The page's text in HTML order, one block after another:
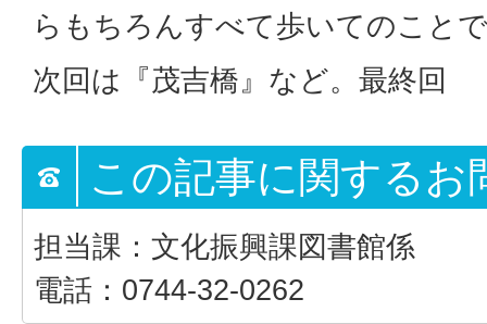
らもちろんすべて歩いてのこと
次回は『茂吉橋』など。最終回
この記事に関するお
担当課：文化振興課図書館係
電話：0744-32-0262